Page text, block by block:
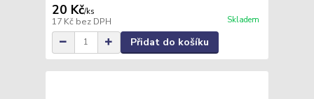
20 Kč/ks
17 Kč bez DPH Skladem
Přidat do košíku